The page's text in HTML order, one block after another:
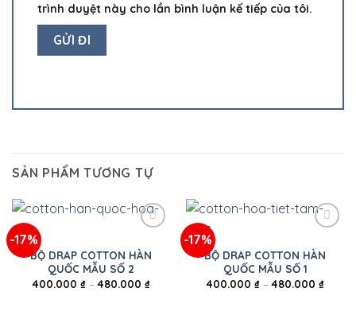
trình duyệt này cho lần bình luận kế tiếp của tôi.
SẢN PHẨM TƯƠNG TỰ
-17%
BỘ DRAP COTTON HÀN
QUỐC MẪU SỐ 2
400.000 ₫–480.000 ₫
-17%
BỘ DRAP COTTON HÀN
QUỐC MẪU SỐ 1
400.000 ₫–480.000 ₫